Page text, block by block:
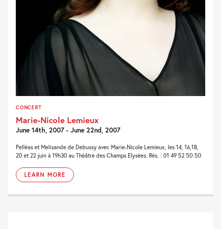
CONCERT
Marie-Nicole Lemieux
June 14th, 2007 - June 22nd, 2007
Pelléas et Melisande de Debussy avec Marie-Nicole Lemieux, les 14, 16,18,
20 et 22 juin à 19h30 au Théâtre des Champs Elysées. Rés. : 01 49 52 50 50
LEARN MORE